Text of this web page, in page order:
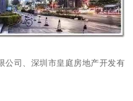
公司、深圳市皇庭房地产开发有